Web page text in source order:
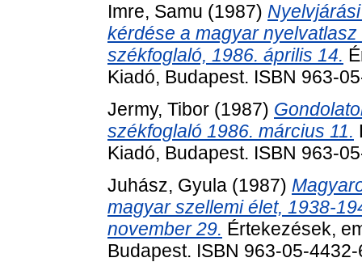
Imre, Samu (1987)
kérdése a magyar
székfoglaló, 1986. április 14.
Kiadó, Budapest. ISBN 963-
Jermy, Tibor (1987)
székfoglaló 1986. március 11.
Kiadó, Budapest. ISBN 963-
Juhász, Gyula (1987)
magyar szellemi élet, 1938-
november 29. Értekezések,
Budapest. ISBN 963-05-4432-